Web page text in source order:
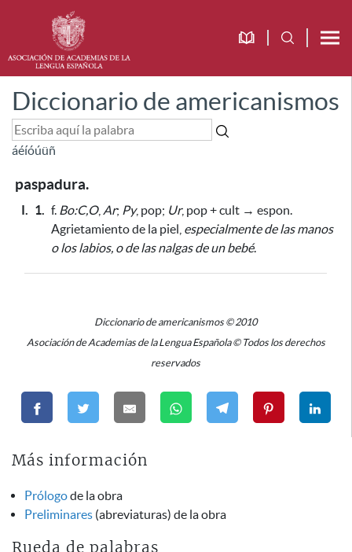
Diccionario de americanismos
áéíóúüñ
paspadura.
I. 1. f. Bo:C,O, Ar; Py, pop; Ur, pop + cult → espon.
Agrietamiento de la piel, especialmente de las manos
o los labios, o de las nalgas de un bebé.
Diccionario de americanismos © 2010
Asociación de Academias de la Lengua Española © Todos los derechos
reservados
Más información
Prólogode la obra
Preliminares (abreviaturas) de la obra
Rueda de palabras